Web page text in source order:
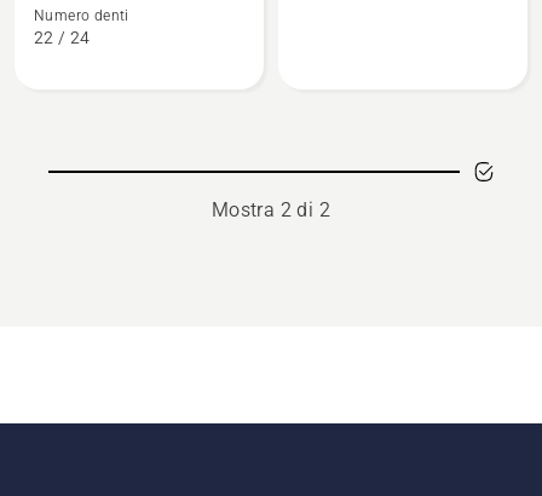
su
Sega
Numero denti
22 / 24
Mostra 2 di 2